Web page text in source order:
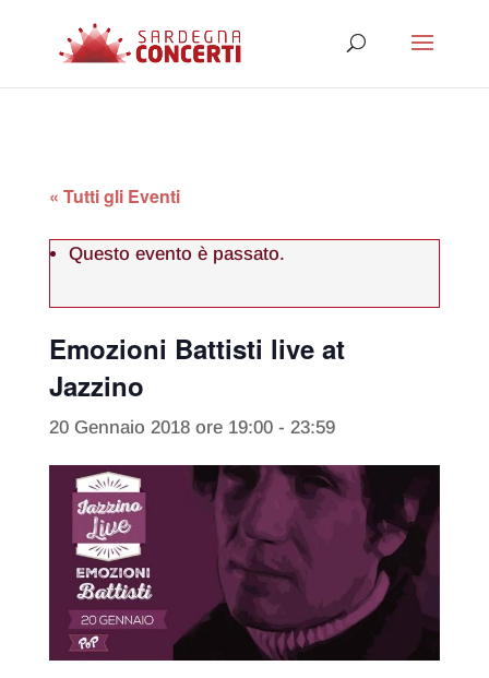
« Tutti gli Eventi
Questo evento è passato.
Emozioni Battisti live at
Jazzino
20 Gennaio 2018 ore 19:00- 23:59